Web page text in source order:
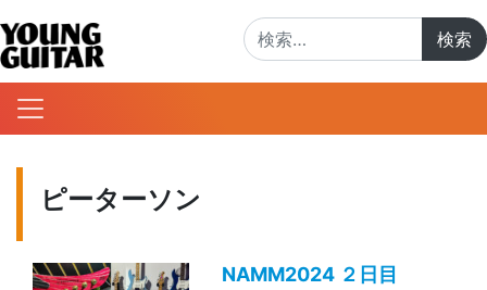
ピーターソン
NAMM2024 ２日目